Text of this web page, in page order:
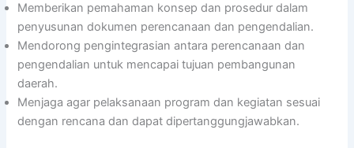
Memberikan pemahaman konsep dan prosedur dalam
penyusunan dokumen perencanaan dan pengendalian.
Mendorong pengintegrasian antara perencanaan dan
pengendalian untuk mencapai tujuan pembangunan
daerah.
Menjaga agar pelaksanaan program dan kegiatan sesuai
dengan rencana dan dapat dipertanggungjawabkan.